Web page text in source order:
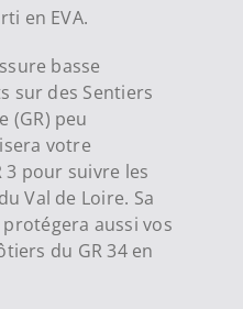
en EVA.
basse
sur des Sentiers
(GR) peu
votre
3 pour suivre les
Val de Loire. Sa
aussi vos
du GR 34 en